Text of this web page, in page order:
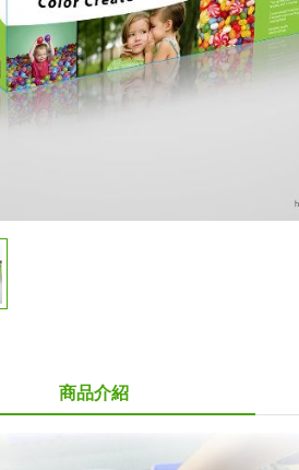
商品介紹